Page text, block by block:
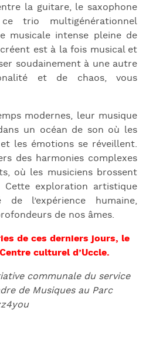
la guitare, le saxophone
trio multigénérationnel
musicale intense pleine de
est à la fois musical et
soudainement à une autre
et de chaos, vous
modernes, leur musique
un océan de son où les
les émotions se réveillent.
des harmonies complexes
où les musiciens brossent
Cette exploration artistique
l’expérience humaine,
de nos âmes.
de ces derniers jours, le
culturel d’Uccle.
communale du service
de Musiques au Parc